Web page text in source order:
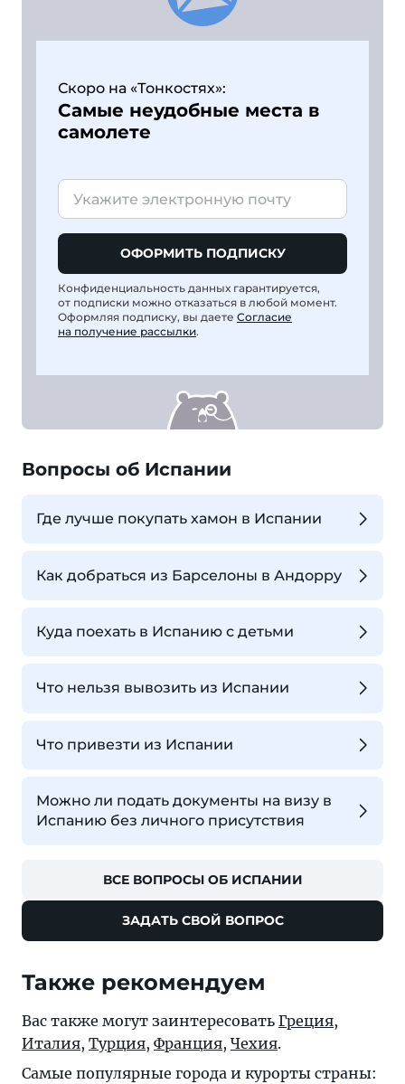
Скоро на «Тонкостях»:
Самые неудобные места в
самолете
ОФОРМИТЬ ПОДПИСКУ
Конфиденциальность данных гарантируется,
от подписки можно отказаться в любой момент.
Оформляя подписку, вы даете Согласие
на получение рассылки.
Вопросы об Испании
Где лучше покупать хамон в Испании
Как добраться из Барселоны в Андорру
Куда поехать в Испанию с детьми
Что нельзя вывозить из Испании
Что привезти из Испании
Можно ли подать документы на визу в
Испанию без личного присутствия
ВСЕ ВОПРОСЫ ОБ ИСПАНИИ
ЗАДАТЬ СВОЙ ВОПРОС
Также рекомендуем
Вас также могут заинтересовать Греция,
Италия, Турция, Франция, Чехия.
Самые популярные города и курорты страны: